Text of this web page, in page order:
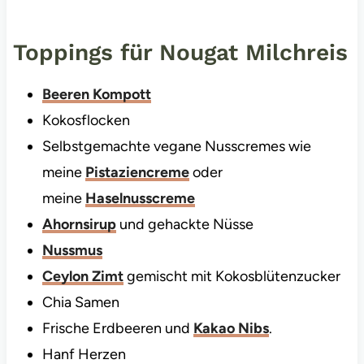
Toppings für Nougat Milchreis
Beeren Kompott
Kokosflocken
Selbstgemachte vegane Nusscremes wie
meine Pistaziencremeoder
meine Haselnusscreme
Ahornsirupund gehackte Nüsse
Nussmus
Ceylon Zimtgemischt mit Kokosblütenzucker
Chia Samen
Frische Erdbeeren und Kakao Nibs.
Hanf Herzen